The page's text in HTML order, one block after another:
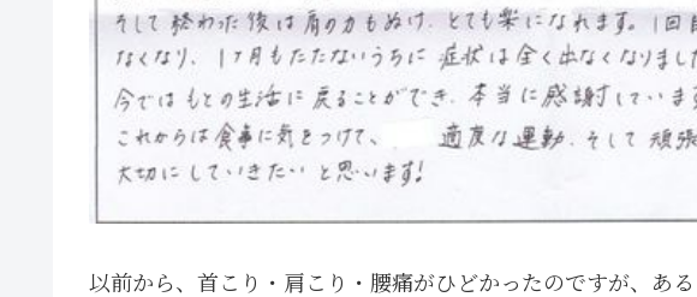
以前から、首こり・肩こり・腰痛がひどかったのですが、あ